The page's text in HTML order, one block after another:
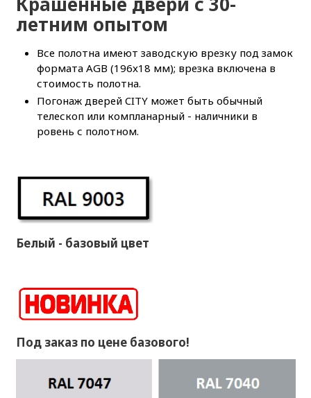
летним опытом
Все полотна имеют заводскую врезку под замок
формата AGB (196x18 мм); врезка включена в
стоимость полотна.
Погонаж дверей CITY может быть обычный
телескоп или компланарный - наличники в
ровень с полотном.
Белый - базовый цвет
Под заказ по цене базового!